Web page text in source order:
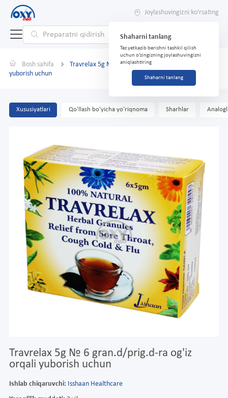
Joylashuvingizni ko'rsating
Shaharni tanlang
Tez yetkazib berishni tashkil qilish
uchun o'zingizning joylashuvingizni
aniqlashtiring
Shaharni tanlang
Bosh sahifa
Travrelax 5g № 6 gran.d/prig.d-ra og'iz orqali
yuborish uchun
Xususiyatlari Qo'llash bo'yicha yo'riqnoma Sharhlar
Travrelax 5g № 6 gran.d/prig.d-ra og'iz
orqali yuborish uchun
Ishlab chiqaruvchi: Isshaan Healthcare